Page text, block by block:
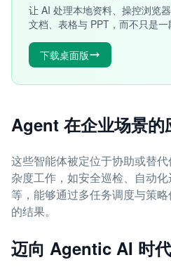
让 AI 处理本地资料、操控浏览
文档、表格与 PPT，而不只是一
下载桌面版
Agent 在企业场景的
这些智能体被定位于协助或替
杂度工作，如安全巡检、自动
等，能够通过多任务调度与策
的结果。
迈向 Agentic AI 时代